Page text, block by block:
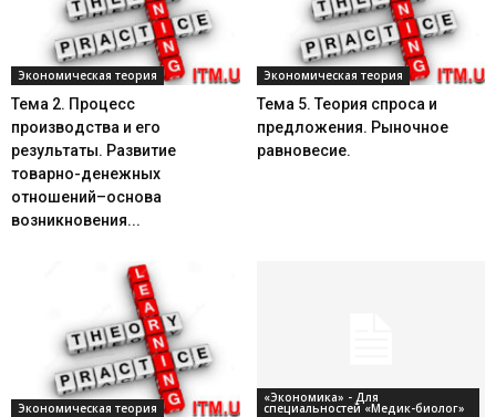
Экономическая теория
Тема 2. Процесс
производства и его
результаты. Развитие
товарно-денежных
отношений–основа
возникновения...
Экономическая теория
Тема 5. Теория спроса и
предложения. Рыночное
равновесие.
Экономическая теория
«Экономика» - Для
специальностей «Медик-биолог»